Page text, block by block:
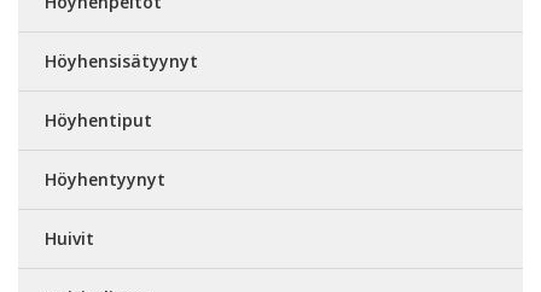
Höyhensisätyynyt
Höyhentiput
Höyhentyynyt
Huivit